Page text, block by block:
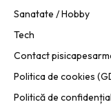
Sanatate / Hobby
Tech
Contact
Politica de cookies
Politică de